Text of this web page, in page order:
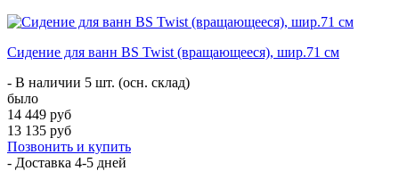
Сидение для ванн BS Twist (вращающееся), шир.71 см
- В наличии 5 шт. (осн. склад)
было
14 449 руб
13 135 руб
Позвонить и купить
- Доставка 4-5 дней